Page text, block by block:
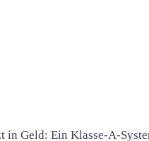
in Geld: Ein Klasse-A-